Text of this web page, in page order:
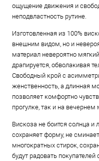
ощущение движения и
неподвластность рутине.
Изготовленная из 100%
внешним видом, но и
материал невероятно
драпируется, обволакивая
Свободный крой с
женственность, а длинная
позволяет комфортно
прогулке, так и на вечернем
Вискоза не боится солнца и
сохраняет форму, не
многократных стирок,
будут радовать